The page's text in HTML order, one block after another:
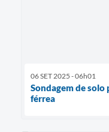
06 SET 2025 - 06h01
Sondagem de solo
férrea